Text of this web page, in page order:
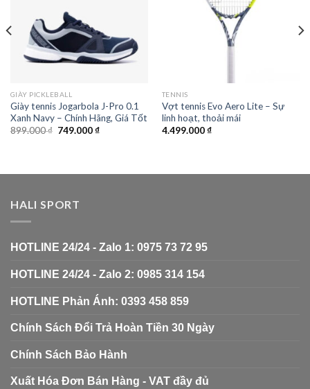
GIÀY PICKLEBALL
Giày tennis Jogarbola J-Pro 0.1
Xanh Navy – Chính Hãng, Giá Tốt
899.000₫ 749.000₫
TENNIS
Vợt tennis Evo Aero Lite – Sự
linh hoạt, thoải mái
4.499.000₫
HALI SPORT
HOTLINE 24/24 - Zalo 1: 0975 73 72 95
HOTLINE 24/24 - Zalo 2: 0985 314 154
HOTLINE Phản Ánh: 0393 458 859
Chính Sách Đổi Trả Hoàn Tiền 30 Ngày
Chính Sách Bảo Hành
Xuất Hóa Đơn Bán Hàng - VAT đầy đủ